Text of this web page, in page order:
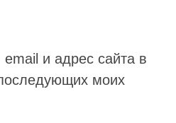
и адрес сайта в
моих